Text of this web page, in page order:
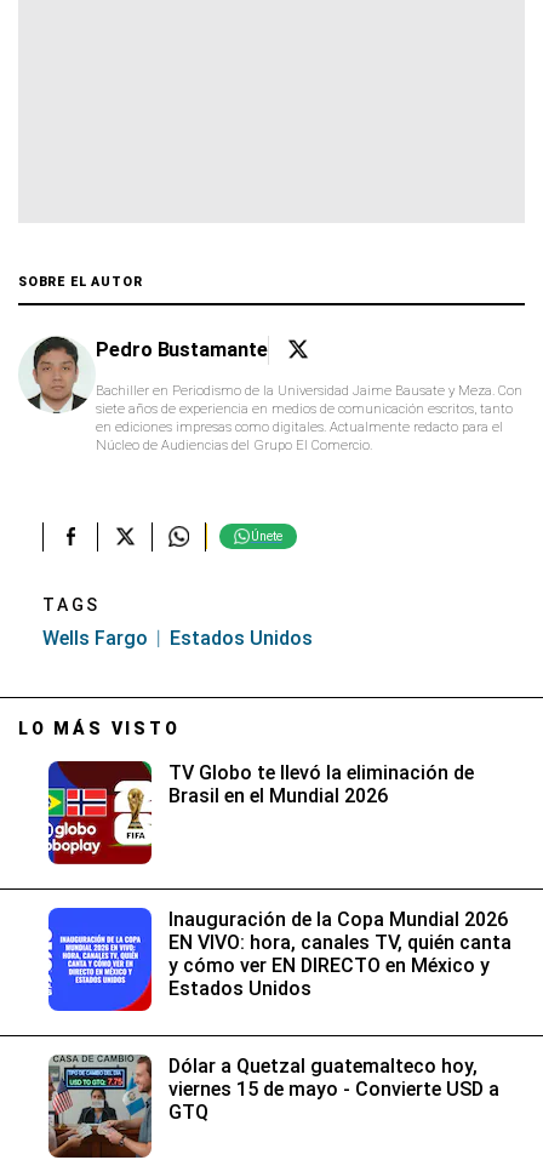
SOBRE EL AUTOR
Pedro Bustamante
Bachiller en Periodismo de la Universidad Jaime Bausate y Meza. Con
siete años de experiencia en medios de comunicación escritos, tanto
en ediciones impresas como digitales. Actualmente redacto para el
Núcleo de Audiencias del Grupo El Comercio.
Únete
TAGS
Wells Fargo Estados Unidos
LO MÁS VISTO
TV Globo te llevó la eliminación de
Brasil en el Mundial 2026
Inauguración de la Copa Mundial 2026
EN VIVO: hora, canales TV, quién canta
y cómo ver EN DIRECTO en México y
Estados Unidos
Dólar a Quetzal guatemalteco hoy,
viernes 15 de mayo - Convierte USD a
GTQ